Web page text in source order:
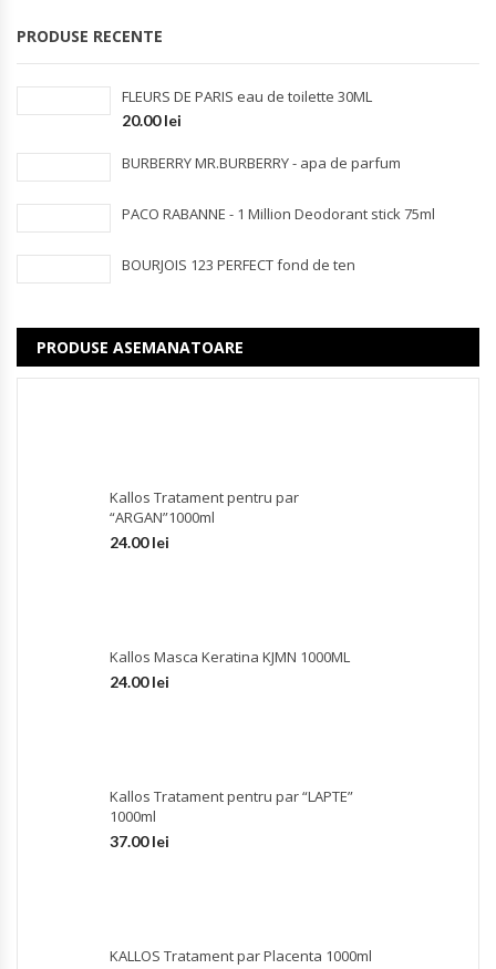
PRODUSE RECENTE
FLEURS DE PARIS eau de toilette 30ML
20.00lei
BURBERRY MR.BURBERRY - apa de parfum
PACO RABANNE - 1 Million Deodorant stick 75ml
BOURJOIS 123 PERFECT fond de ten
PRODUSE ASEMANATOARE
Kallos Tratament pentru par
“ARGAN”1000ml
24.00lei
Kallos Masca Keratina KJMN 1000ML
24.00lei
Kallos Tratament pentru par “LAPTE”
1000ml
37.00lei
KALLOS Tratament par Placenta 1000ml